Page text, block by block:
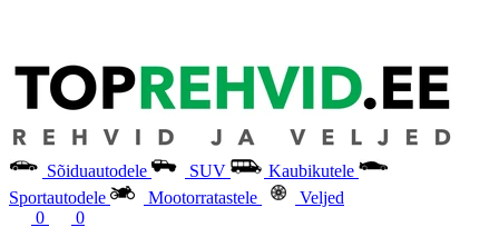
Sõiduautodele SUV
Kaubikutele
Sportautodele
Mootorratastele
Veljed
0
0